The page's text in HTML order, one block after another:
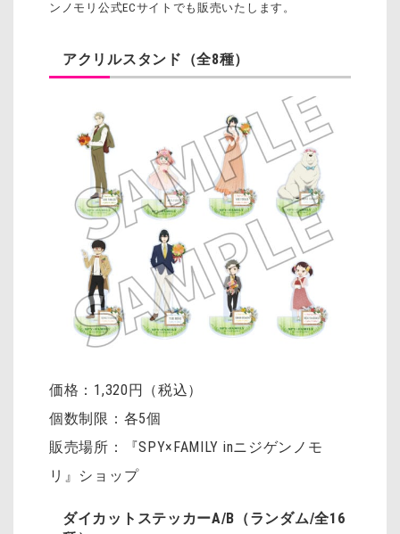
ンノモリ公式ECサイトでも販売いたします。
アクリルスタンド（全8種）
価格：1,320円（税込）
個数制限：各5個
販売場所：『SPY×FAMILY inニジゲンノモ
リ』ショップ
ダイカットステッカーA/B（ランダム/全16